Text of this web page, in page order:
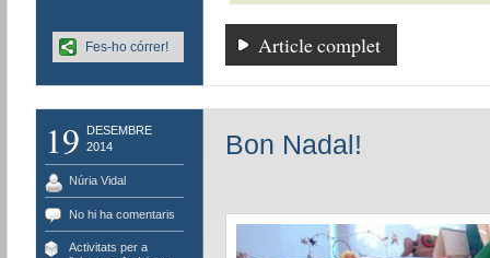
Article complet
Fes-ho córrer!
19
DESEMBRE
2014
Núria Vidal
No hi ha comentaris
Activitats per a
Bon Nadal!